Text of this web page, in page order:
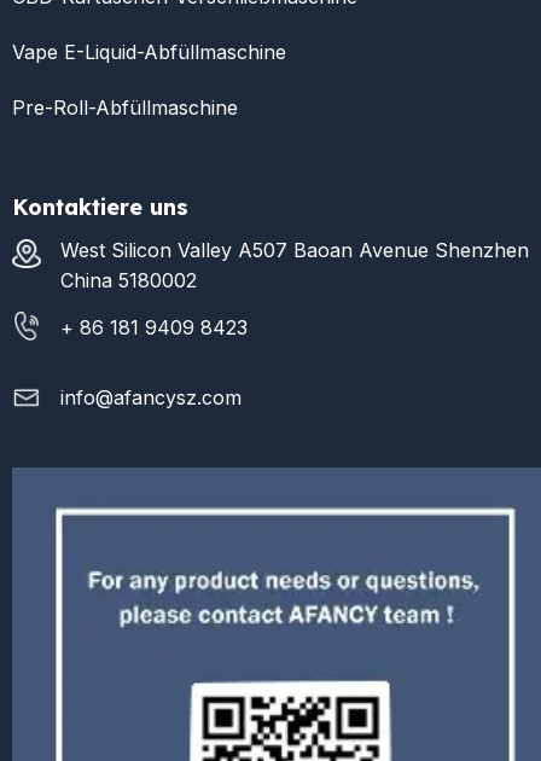
Vape E-Liquid-Abfüllmaschine
Pre-Roll-Abfüllmaschine
Kontaktiere uns
West Silicon Valley A507 Baoan Avenue Shenzhen
China 5180002
+ 86 181 9409 8423
info@afancysz.com